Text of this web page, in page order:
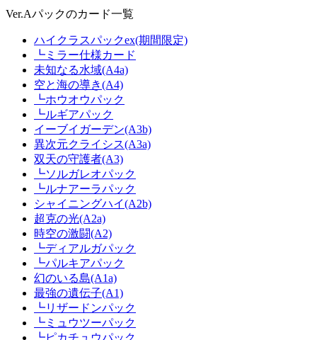
Ver.Aパックのカード一覧
ハイクラスパックex(期間限定)
┗ミラー仕様カード
未知なる水域(A4a)
空と海の導き(A4)
┗ホウオウパック
┗ルギアパック
イーブイガーデン(A3b)
異次元クライシス(A3a)
双天の守護者(A3)
┗ソルガレオパック
┗ルナアーラパック
シャイニングハイ(A2b)
超克の光(A2a)
時空の激闘(A2)
┗ディアルガパック
┗パルキアパック
幻のいる島(A1a)
最強の遺伝子(A1)
┗リザードンパック
┗ミュウツーパック
┗ピカチュウパック